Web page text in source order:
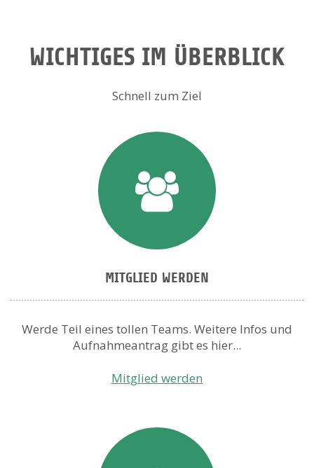
WICHTIGES IM ÜBERBLICK
Schnell zum Ziel
MITGLIED WERDEN
Werde Teil eines tollen Teams. Weitere Infos und
Aufnahmeantrag gibt es hier...
Mitglied werden